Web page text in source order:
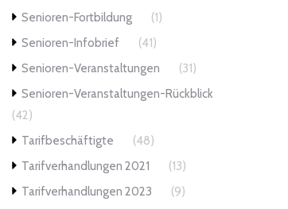
Senioren-Fortbildung
(1)
Senioren-Infobrief
(41)
Senioren-Veranstaltungen
(31)
Senioren-Veranstaltungen-Rückblick
(42)
Tarifbeschäftigte
(48)
Tarifverhandlungen 2021
(13)
Tarifverhandlungen 2023
(9)